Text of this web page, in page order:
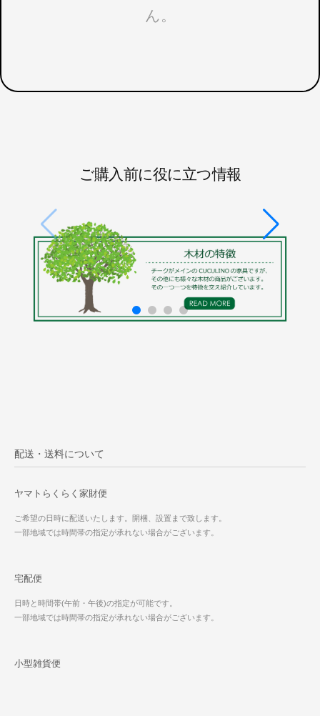
ん。
ご購入前に役に立つ情報
配送・送料について
ヤマトらくらく家財便
ご希望の日時に配送いたします。開梱、設置まで致します。
一部地域では時間帯の指定が承れない場合がございます。
宅配便
日時と時間帯(午前・午後)の指定が可能です。
一部地域では時間帯の指定が承れない場合がございます。
小型雑貨便